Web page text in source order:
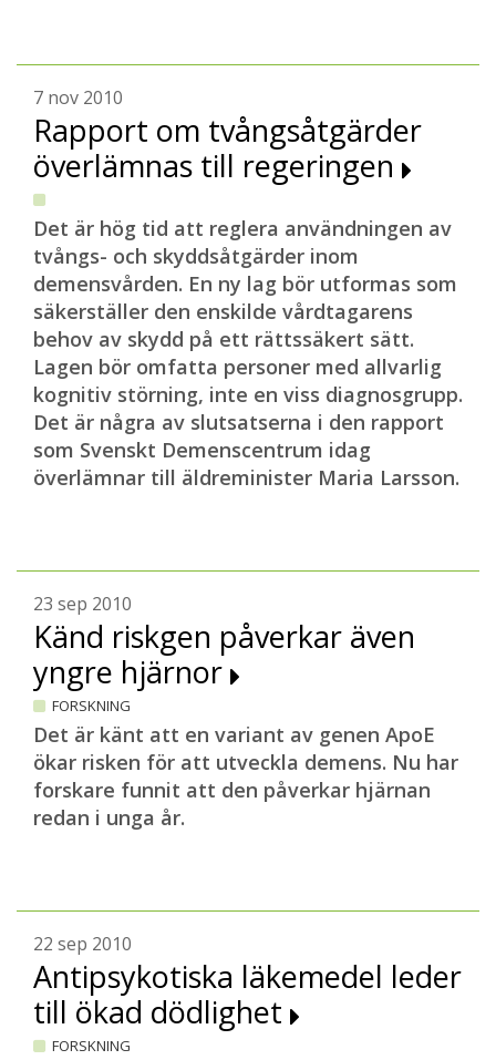
7 nov 2010
Rapport om tvångsåtgärder
överlämnas till regeringen
Det är hög tid att reglera användningen av
tvångs- och skyddsåtgärder inom
demensvården. En ny lag bör utformas som
säkerställer den enskilde vårdtagarens
behov av skydd på ett rättssäkert sätt.
Lagen bör omfatta personer med allvarlig
kognitiv störning, inte en viss diagnosgrupp.
Det är några av slutsatserna i den rapport
som Svenskt Demenscentrum idag
överlämnar till äldreminister Maria Larsson.
23 sep 2010
Känd riskgen påverkar även
yngre hjärnor
FORSKNING
Det är känt att en variant av genen ApoE
ökar risken för att utveckla demens. Nu har
forskare funnit att den påverkar hjärnan
redan i unga år.
22 sep 2010
Antipsykotiska läkemedel leder
till ökad dödlighet
FORSKNING